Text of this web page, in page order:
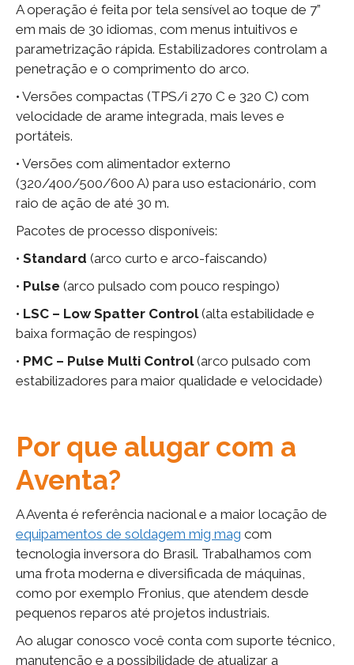
A operação é feita por tela sensível ao toque de 7”
em mais de 30 idiomas, com menus intuitivos e
parametrização rápida. Estabilizadores controlam a
penetração e o comprimento do arco.
• Versões compactas (TPS/i 270 C e 320 C) com
velocidade de arame integrada, mais leves e
portáteis.
• Versões com alimentador externo
(320/400/500/600 A) para uso estacionário, com
raio de ação de até 30 m.
Pacotes de processo disponíveis:
• Standard (arco curto e arco-faiscando)
• Pulse (arco pulsado com pouco respingo)
• LSC – Low Spatter Control(alta estabilidade e
baixa formação de respingos)
• PMC – Pulse Multi Control(arco pulsado com
estabilizadores para maior qualidade e velocidade)
Por que alugar com a
Aventa?
A Aventa é referência nacional e a maior locação de
equipamentos de soldagem mig mag com
tecnologia inversora do Brasil. Trabalhamos com
uma frota moderna e diversificada de máquinas,
como por exemplo Fronius, que atendem desde
pequenos reparos até projetos industriais.
Ao alugar conosco você conta com suporte técnico,
manutenção e a possibilidade de atualizar a